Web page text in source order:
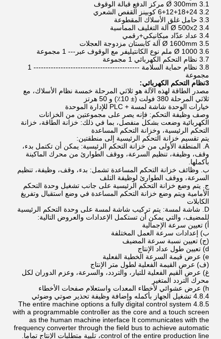
3.1 Ø 300mm مركز الدفع قبالة الوقوف
3.2 6+12+18+24 كوبينز القفص الشعري
3.3 حامل غلق الأسلاك المقطوعة
3.4 Ø 500x2 آلة التغليف المماسية
3.4 عداد عدّاد ميكانيكي+رقمي
3.5 Ø 1600mm آلة كابستان مزدوجة العجلات
3.6 Ø 1000 ملم نوع الكانتيليفر مع الوقوف عبر--- 1 مجموعة
3.7 نظام التحكم الكهربائي 1 مجموعة
3.8 نظام حماية السلامة ------------------------------------------- 1
مجموعة
3نظام التحكم الكهربائي:
مصدر الطاقة لهذه الآلة هو ثلاثي المرحلة خمسة نظام الأسلاك، مع
ثلاثي المرحلة 380 فولت (± 10٪) و 50 هرتز
خيارات الوحدة شاشة لمسة + PLC للإدارة الموحدة
وصف وظيفة التحكم: فإنه يصر على مجموعتين من الخزانات
الكهربائية وضعت بشكل منفصل، بما في ذلك: خزانة الطاقة، خزانة
التحكم الرئيسية، وخزانة التحكم المساعدة
يتم تقسيم خزانة التحكم الرئيسية إلى منطقتين:
A. المنطقة الأولى من خزانة التحكم الرئيسية: يمكن أن تكتمل بدء،
وقف، وظيفة، تنظيم السرعة، ووقف الطوارئ من محرك الماكينة
بأكملها.
ب. وظائف خزانة التحكم المساعدة تشمل: بدء، وقف، وظيفة، تنظيم
السرعة، ووقف الطوارئ لوظيفة التلف
ج. يتم وضع خزانة التحكم الرئيسية على جانب تشغيل وحدة التحكم
الأمامية ويتم وضع خزانة التحكم المساعدة في وضع استقبال وتفريغ
الكابلات
D. شاشة لمسة: يتم تركيب شاشة لمسة على وحدة التحكم الرئيسية
للمضيف، والتي يمكن أن تستكمل الإعدادات والعروض التالية:
أ) تعيين سرعة الإجمالية
ب) إعدادات سرعة العمل المختلفة
(ج) تعيين نسبة سرعة المضيف
d) تعيين طول عداد الإنتاج
e) عرض قيمة السرعة الخطية الفعلية
(ف) عرض القيمة الفعلية لطول متر الإنتاج
غ) عرض القيم الفعلية للتيار، والتردد، والسرعة، وعزم الدوران لكل
محرك التردد المتغير
h) عرض عشوائي لأخطاء المعدات واستعلام صفحات الأخطاء
4.8.4 تشغيل الجهاز بأكمله وإضافة وظيفة تحذير صوتي وضوئي
4.8.5 The entire machine options a fully digital control system
with a programmable controller as the core and a touch screen
as the human machine interface It communicates with the
frequency converter through the field bus to achieve automatic
control of the entire production line، تلبية متطلبات الإنتاج تماما.